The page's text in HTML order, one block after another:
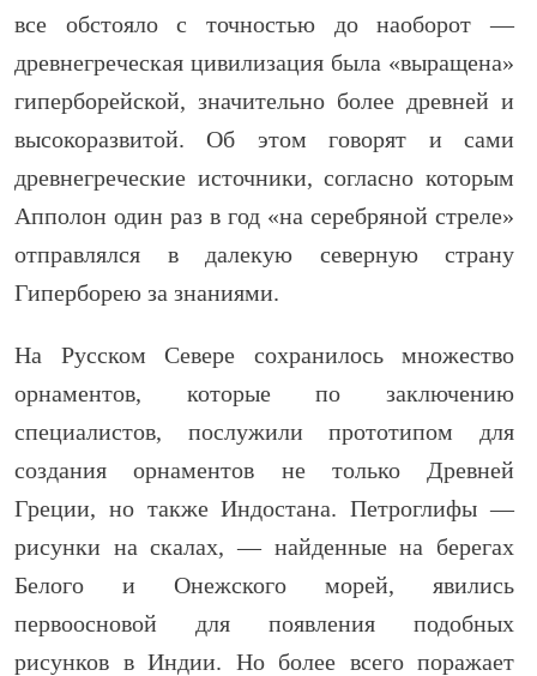
все обстояло с точностью до наоборот —
древнегреческая цивилизация была «выращена»
гиперборейской, значительно более древней и
высокоразвитой. Об этом говорят и сами
древнегреческие источники, согласно которым
Апполон один раз в год «на серебряной стреле»
отправлялся в далекую северную страну
Гиперборею за знаниями.
На Русском Севере сохранилось множество
орнаментов, которые по заключению
специалистов, послужили прототипом для
создания орнаментов не только Древней
Греции, но также Индостана. Петроглифы —
рисунки на скалах, — найденные на берегах
Белого и Онежского морей, явились
первоосновой для появления подобных
рисунков в Индии. Но более всего поражает